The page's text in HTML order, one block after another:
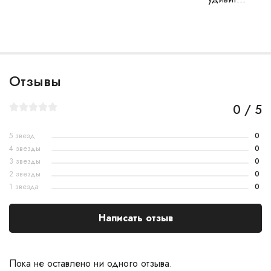
Отзывы
Пока не оставлено ни одного отзыва.
0 / 5
5 звезд
0
4 звезды
0
3 звезды
0
2 звезды
0
1 звезда
0
Написать отзыв